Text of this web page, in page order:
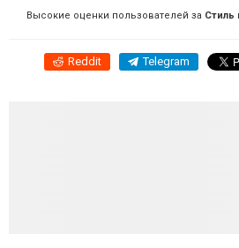
Высокие оценки пользователей за Стиль
Reddit Telegram